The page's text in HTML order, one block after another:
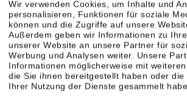
Wir verwenden Cookies, um Inhalte und
personalisieren, Funktionen für soziale
können und die Zugriffe auf unsere
Außerdem geben wir Informationen zu
unserer Website an unsere Partner für
Werbung und Analysen weiter. Unsere
Informationen möglicherweise mit
die Sie ihnen bereitgestellt haben oder die
Ihrer Nutzung der Dienste gesammelt
Montiggler Seen – erst radeln,
Wenn Sie im Radurlaub ein klares
sind die Montiggler Seen ideal: Sie